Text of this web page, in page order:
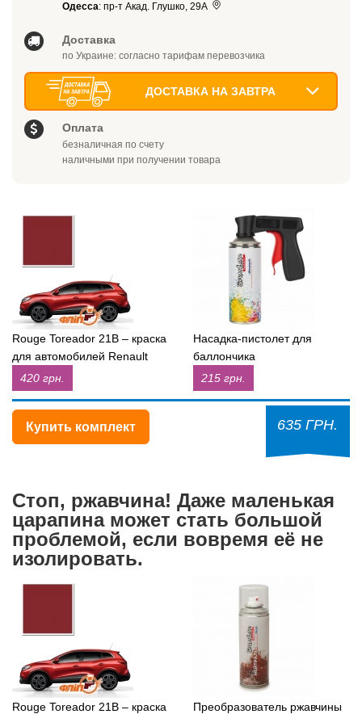
Одесса: пр-т Акад. Глушко, 29А
Доставка
по Украине: согласно тарифам перевозчика
ДОСТАВКА НА ЗАВТРА
Оплата
безналичная по счету
наличными при получении товара
Rouge Toreador 21B – краска
для автомобилей Renault
420 грн.
Насадка-пистолет для
баллончика
215 грн.
Купить комплект 635 ГРН.
Стоп, ржавчина! Даже маленькая
царапина может стать большой
проблемой, если вовремя её не
изолировать.
Rouge Toreador 21B – краска
Преобразователь ржавчины